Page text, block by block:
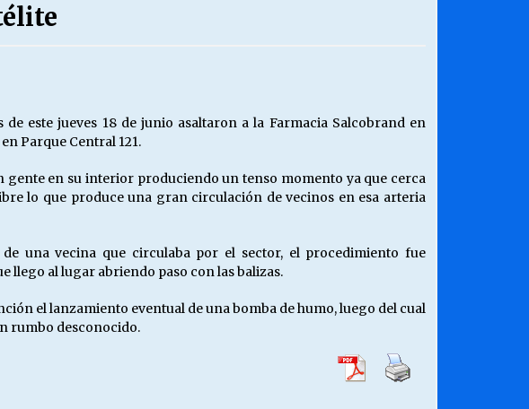
16/05/2026
06/04/2026
de este jueves 18 de junio asaltaron a la Farmacia Salcobrand en
Parque Central 121.
gente en su interior produciendo un tenso momento ya que cerca
lo que produce una gran circulación de vecinos en esa arteria
una vecina que circulaba por el sector, el procedimiento fue
llego al lugar abriendo paso con las balizas.
el lanzamiento eventual de una bomba de humo, luego del cual
rumbo desconocido.